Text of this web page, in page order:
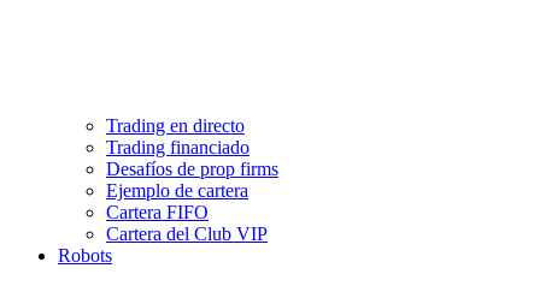
Trading en directo
Trading financiado
Desafíos de prop firms
Ejemplo de cartera
Cartera FIFO
Cartera del Club VIP
Robots